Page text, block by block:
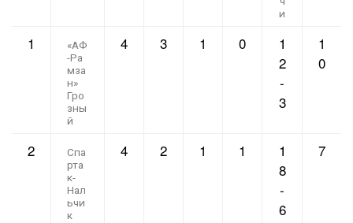
и
1
«АФ
-Ра
мза
н»
Гро
зны
й
4 3 1 0
1
2
-
3
1
0
2
Спа
рта
к-
Нал
ьчи
к
4 2 1 1
1
8
-
6
7